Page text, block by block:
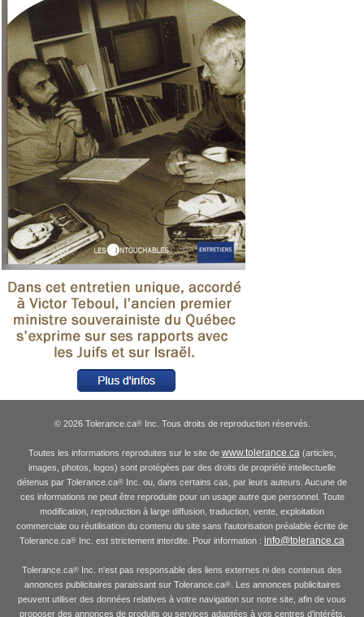
© 2026 Tolerance.ca®Inc. Tous droits de reproduction réservés.
Toutes les informations reproduites sur le site de www.tolerance.ca(articles,
images, photos, logos) sont protégées par des droits de propriété intellectuelle
détenus par Tolerance.ca® Inc. ou, dans certains cas, par leurs auteurs. Aucune de
ces informations ne peut être reproduite pour un usage autre que personnel. Toute
modification, reproduction à large diffusion, traduction, vente, exploitation
commerciale ou réutilisation du contenu du site sans l'autorisation préalable écrite de
Tolerance.ca® Inc. est strictement interdite. Pour information : info@tolerance.ca
Tolerance.ca® Inc. n'est pas responsable des liens externes ni des contenus des
annonces publicitaires paraissant sur Tolerance.ca®. Les annonces publicitaires
peuvent utiliser des données relatives à votre navigation sur notre site, afin de vous
proposer des annonces de produits ou services adaptées à vos centres d'intérêts.